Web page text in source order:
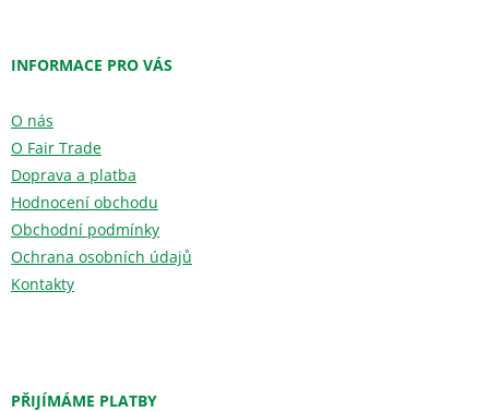
INFORMACE PRO VÁS
O nás
O Fair Trade
Doprava a platba
Hodnocení obchodu
Obchodní podmínky
Ochrana osobních údajů
Kontakty
PŘIJÍMÁME PLATBY